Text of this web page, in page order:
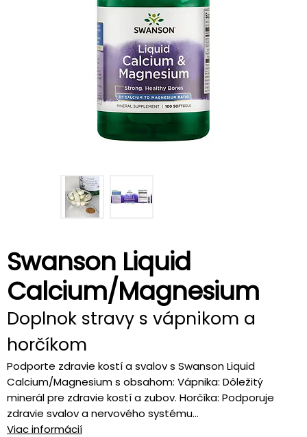
Swanson Liquid
Calcium/Magnesium
Doplnok stravy s vápnikom a
horčíkom
Podporte zdravie kostí a svalov s Swanson Liquid
Calcium/Magnesium s obsahom: Vápnika: Dôležitý
minerál pre zdravie kostí a zubov. Horčíka: Podporuje
zdravie svalov a nervového systému...
Viac informácií